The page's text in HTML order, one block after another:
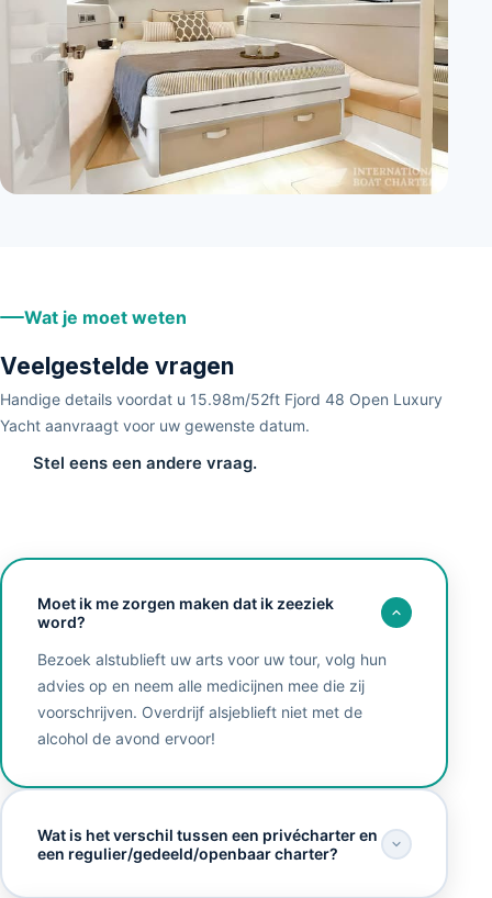
Wat je moet weten
Veelgestelde vragen
Handige details voordat u 15.98m/52ft Fjord 48 Open Luxury
Yacht aanvraagt voor uw gewenste datum.
Stel eens een andere vraag.
Moet ik me zorgen maken dat ik zeeziek
word?
Bezoek alstublieft uw arts voor uw tour, volg hun
advies op en neem alle medicijnen mee die zij
voorschrijven. Overdrijf alsjeblieft niet met de
alcohol de avond ervoor!
Wat is het verschil tussen een privécharter en
een regulier/gedeeld/openbaar charter?